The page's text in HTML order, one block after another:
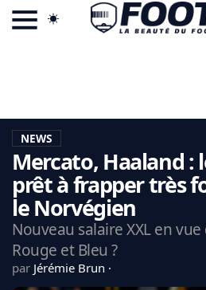
LA CHARTE
VIE PRIVÉE
CGU
CONTACTEZ-NOUS
MERCATO
CDM 2026
NEWS
Mercato, Haaland :
prêt à frapper très
le Norvégien
Nouveau salaire XXL en
Rouge et Bleu ?
par Jérémie Brun